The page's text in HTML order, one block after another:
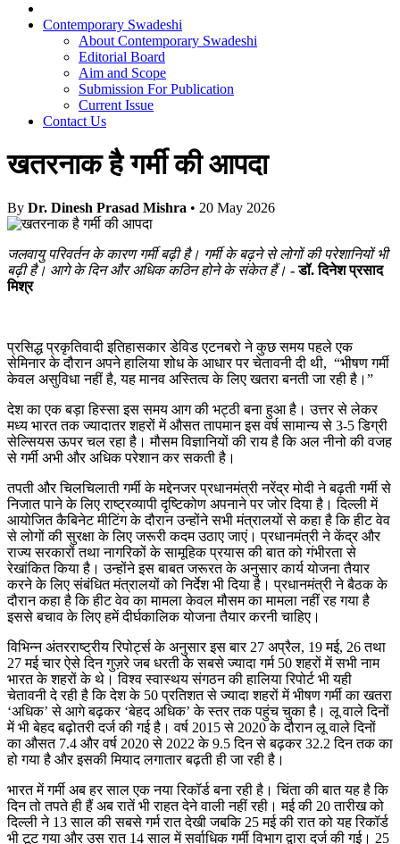
Contemporary Swadeshi
About Contemporary Swadeshi
Editorial Board
Aim and Scope
Submission For Publication
Current Issue
Contact Us
खतरनाक है गर्मी की आपदा
By Dr. Dinesh Prasad Mishra • 20 May 2026
जलवायु परिवर्तन के कारण गर्मी बढ़ी है। गर्मी के बढ़ने से लोगों की परेशानियों भी
बढ़ी है। आगे के दिन और अधिक कठिन होने के संकेत हैं। - डॉ. दिनेश प्रसाद
मिश्र
प्रसिद्ध प्रकृतिवादी इतिहासकार डेविड एटनबरो ने कुछ समय पहले एक
सेमिनार के दौरान अपने हालिया शोध के आधार पर चेतावनी दी थी, “भीषण गर्मी
केवल असुविधा नहीं है, यह मानव अस्तित्व के लिए खतरा बनती जा रही है।”
देश का एक बड़ा हिस्सा इस समय आग की भट्ठी बना हुआ है। उत्तर से लेकर
मध्य भारत तक ज्यादातर शहरों में औसत तापमान इस वर्ष सामान्य से 3-5 डिग्री
सेल्सियस ऊपर चल रहा है। मौसम विज्ञानियों की राय है कि अल नीनो की वजह
से गर्मी अभी और अधिक परेशान कर सकती है।
तपती और चिलचिलाती गर्मी के मद्देनजर प्रधानमंत्री नरेंद्र मोदी ने बढ़ती गर्मी से
निजात पाने के लिए राष्ट्रव्यापी दृष्टिकोण अपनाने पर जोर दिया है। दिल्ली में
आयोजित कैबिनेट मीटिंग के दौरान उन्होंने सभी मंत्रालयों से कहा है कि हीट वेव
से लोगों की सुरक्षा के लिए जरूरी कदम उठाए जाएं। प्रधानमंत्री ने केंद्र और
राज्य सरकारों तथा नागरिकों के सामूहिक प्रयास की बात को गंभीरता से
रेखांकित किया है। उन्होंने इस बाबत जरूरत के अनुसार कार्य योजना तैयार
करने के लिए संबंधित मंत्रालयों को निर्देश भी दिया है। प्रधानमंत्री ने बैठक के
दौरान कहा है कि हीट वेव का मामला केवल मौसम का मामला नहीं रह गया है
इससे बचाव के लिए हमें दीर्घकालिक योजना तैयार करनी चाहिए।
विभिन्न अंतरराष्ट्रीय रिपोर्ट्स के अनुसार इस बार 27 अप्रैल, 19 मई, 26 तथा
27 मई चार ऐसे दिन गुज़रे जब धरती के सबसे ज्यादा गर्म 50 शहरों में सभी नाम
भारत के शहरों के थे। विश्व स्वास्थय संगठन की हालिया रिपोर्ट भी यही
चेतावनी दे रही है कि देश के 50 प्रतिशत से ज्यादा शहरों में भीषण गर्मी का खतरा
‘अधिक’ से आगे बढ़कर ‘बेहद अधिक’ के स्तर तक पहुंच चुका है। लू वाले दिनों
में भी बेहद बढ़ोतरी दर्ज की गई है। वर्ष 2015 से 2020 के दौरान लू वाले दिनों
का औसत 7.4 और वर्ष 2020 से 2022 के 9.5 दिन से बढ़कर 32.2 दिन तक का
हो गया है और इसकी मियाद लगातार बढ़ती ही जा रही है।
भारत में गर्मी अब हर साल एक नया रिकॉर्ड बना रही है। चिंता की बात यह है कि
दिन तो तपते ही हैं अब रातें भी राहत देने वाली नहीं रही। मई की 20 तारीख को
दिल्ली ने 13 साल की सबसे गर्म रात देखी जबकि 25 मई की रात को यह रिकॉर्ड
भी टूट गया और उस रात 14 साल में सर्वाधिक गर्मी विभाग द्वारा दर्ज की गई। 25